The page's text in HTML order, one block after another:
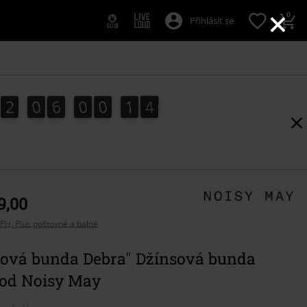
×
Přihlásit se 0
2
2 0
0 6
6 0
0 0
0 1
1 1
2
1
3
2
Plus poštovné a balné
bunda Debra" Džínsová bunda
Noisy May